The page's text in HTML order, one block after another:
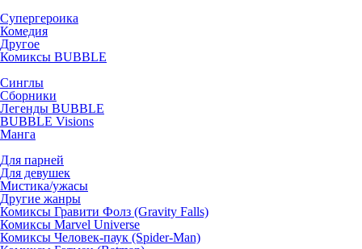
Супергероика
Комедия
Другое
Комиксы BUBBLE
Синглы
Сборники
Легенды BUBBLE
BUBBLE Visions
Манга
Для парней
Для девушек
Мистика/ужасы
Другие жанры
Комиксы Гравити Фолз (Gravity Falls)
Комиксы Marvel Universe
Комиксы Человек-паук (Spider-Man)